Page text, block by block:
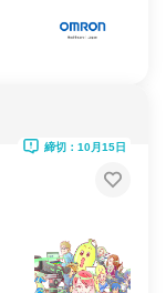
締切：10月15日